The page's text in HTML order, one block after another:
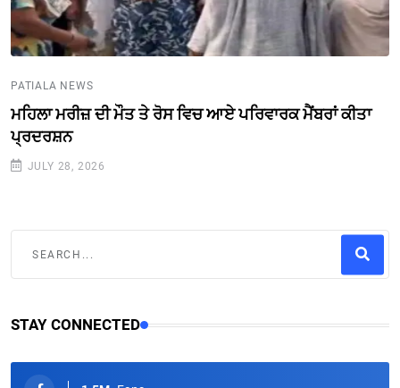
PATIALA NEWS
ਮਹਿਲਾ ਮਰੀਜ਼ ਦੀ ਮੌਤ ਤੇ ਰੋਸ ਵਿਚ ਆਏ ਪਰਿਵਾਰਕ ਮੈਂਬਰਾਂ ਕੀਤਾ
ਪ੍ਰਦਰਸ਼ਨ
JULY 28, 2026
STAY CONNECTED